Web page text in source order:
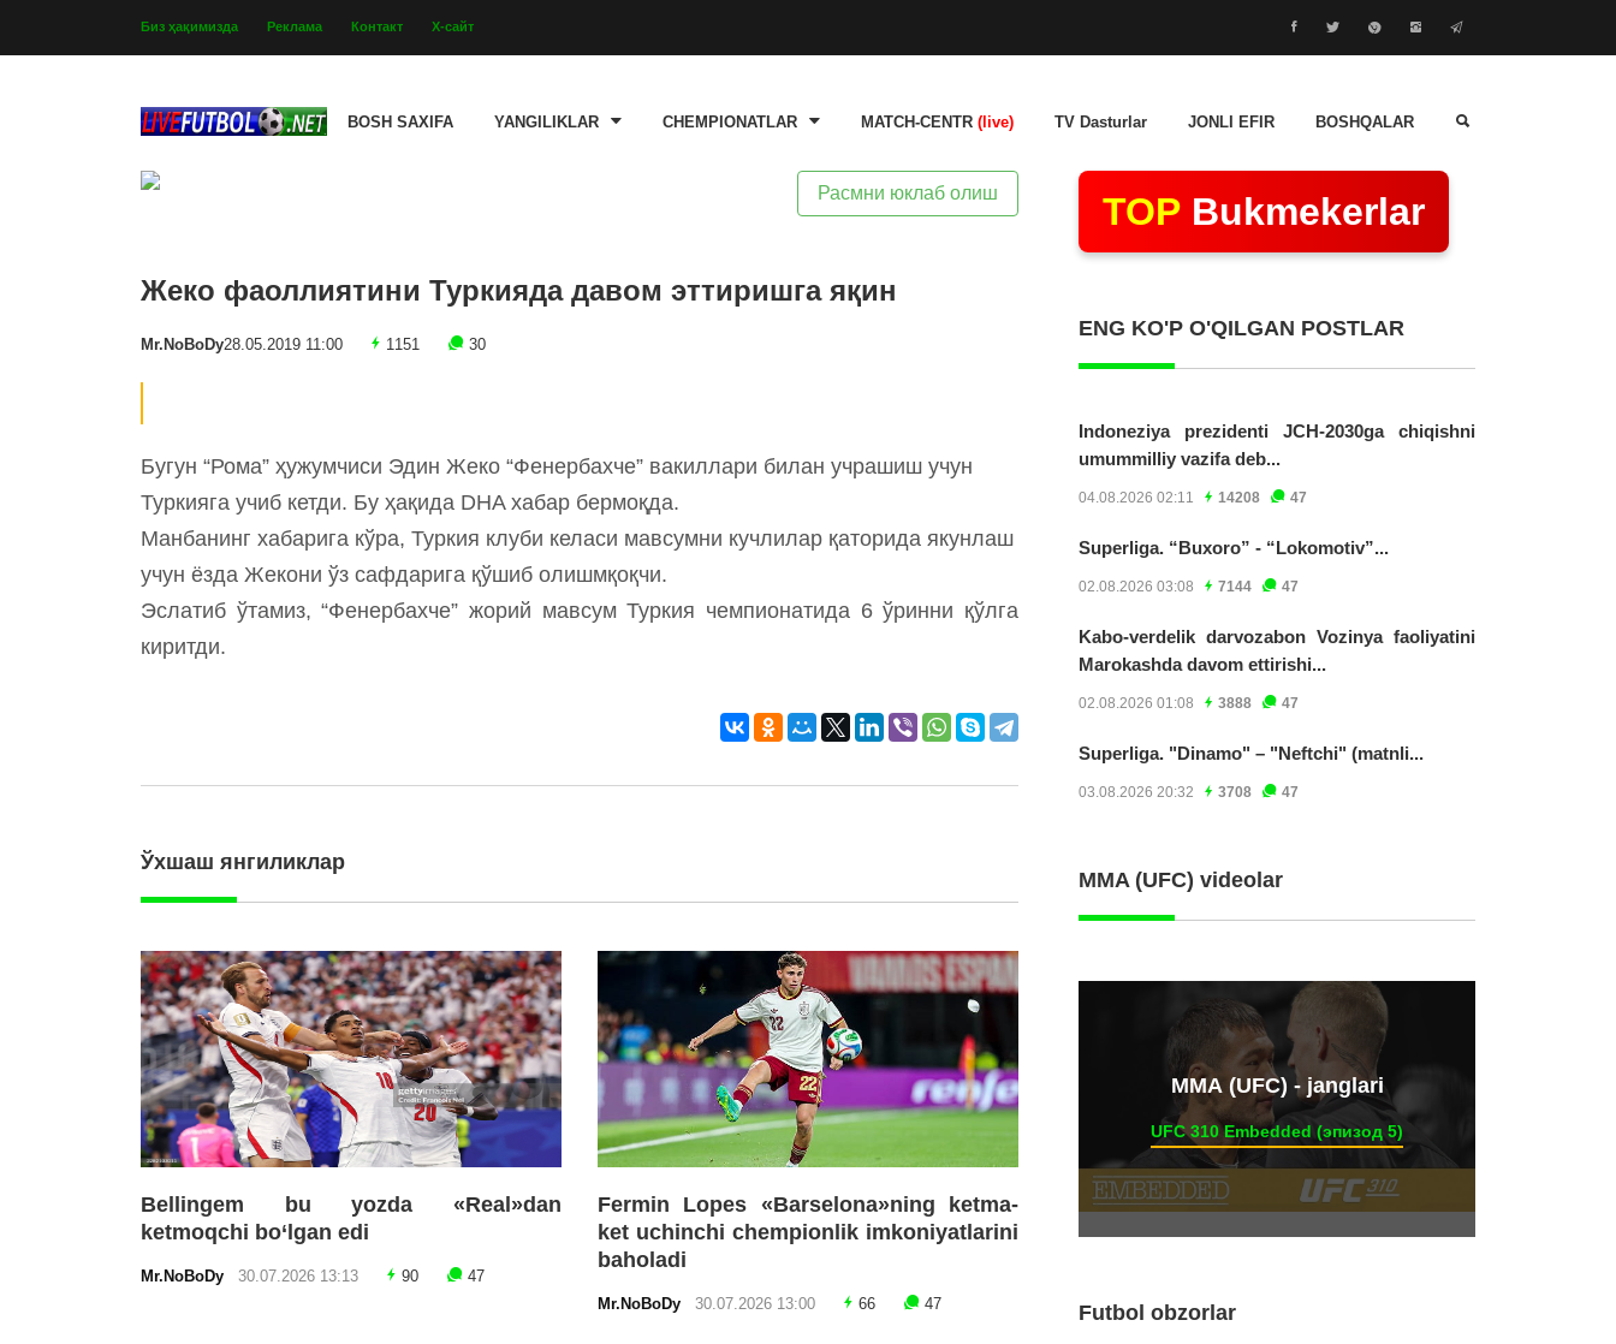
Биз ҳақимизда Реклама Контакт Х-сайт
BOSH SAXIFA YANGILIKLAR CHEMPIONATLAR MATCH-CENTR (live) TV Dasturlar JONLI EFIR BOSHQALAR
Расмни юклаб олиш
Жеко фаоллиятини Туркияда давом эттиришга яқин
Mr.NoBoDy28.05.2019 11:00 1151 30
Бугун “Рома” ҳужумчиси Эдин Жеко “Фенербахче” вакиллари билан учрашиш учун
Туркияга учиб кетди. Бу ҳақида DHA хабар бермоқда.
Манбанинг хабарига кўра, Туркия клуби келаси мавсумни кучлилар қаторида якунлаш
учун ёзда Жекони ўз сафдарига қўшиб олишмқоқчи.
Эслатиб ўтамиз, “Фенербахче” жорий мавсум Туркия чемпионатида 6 ўринни қўлга
киритди.
Ўхшаш янгиликлар
Bellingem bu yozda «Real»dan
ketmoqchi bo‘lgan edi
Mr.NoBoDy 30.07.2026 13:13 90 47
Fermin Lopes «Barselona»ning ketma-
ket uchinchi chempionlik imkoniyatlarini
baholadi
Mr.NoBoDy 30.07.2026 13:00 66 47
TOP Bukmekerlar
ENG KO'P O'QILGAN POSTLAR
Indoneziya prezidenti JCH-2030ga chiqishni
umummilliy vazifa deb...
04.08.2026 02:11 14208 47
Superliga. “Buxoro” - “Lokomotiv”...
02.08.2026 03:08 7144 47
Kabo-verdelik darvozabon Vozinya faoliyatini
Marokashda davom ettirishi...
02.08.2026 01:08 3888 47
Superliga. "Dinamo" – "Neftchi" (matnli...
03.08.2026 20:32 3708 47
MMA (UFC) videolar
ММА (UFC) - janglari
UFC 310 Embedded (эпизод 5)
Futbol obzorlar